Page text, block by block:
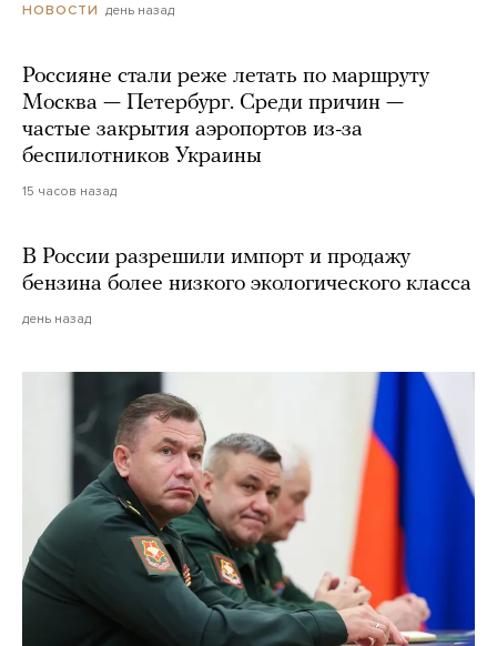
НОВОСТИ день назад
Россияне стали реже летать по маршруту
Москва — Петербург. Среди причин —
частые закрытия аэропортов из-за
беспилотников Украины
15 часов назад
В России разрешили импорт и продажу
бензина более низкого экологического класса
день назад